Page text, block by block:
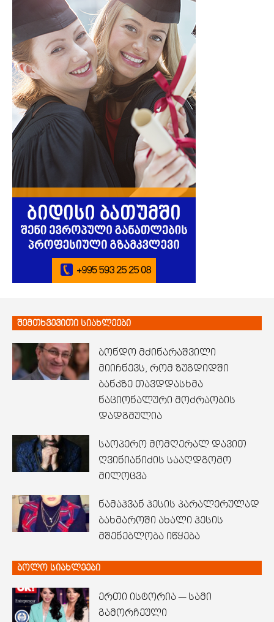
შემთხვევითი სიახლეები
ბონდო მძინარაშვილი
მიიჩნევს, რომ ზუგდიდში
ბანკზე თავდდასხმა
ნაციონალური მოძრაობის
დადგმულია
საოპერო მომღერალ დავით
ღვინიანიძის სააღდგომო
მილოცვა
ნამაჰვან ჰესის პარალერულად
ბახმაროში ახალი ჰესის
მშენებლობა იწყება
ბოლო სიახლეები
ერთი ისტორია — სამი
გამორჩეული